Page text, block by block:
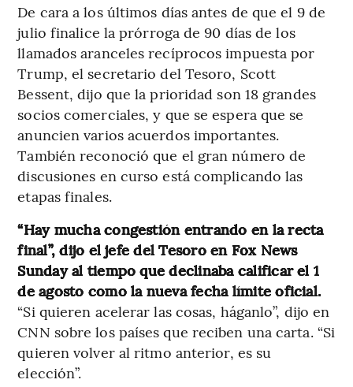
De cara a los últimos días antes de que el 9 de
julio finalice la prórroga de 90 días de los
llamados aranceles recíprocos impuesta por
Trump, el secretario del Tesoro, Scott
Bessent, dijo que la prioridad son 18 grandes
socios comerciales, y que se espera que se
anuncien varios acuerdos importantes.
También reconoció que el gran número de
discusiones en curso está complicando las
etapas finales.
“Hay mucha congestión entrando en la recta
final”, dijo el jefe del Tesoro en Fox News
Sunday al tiempo que declinaba calificar el 1
de agosto como la nueva fecha límite oficial.
“Si quieren acelerar las cosas, háganlo”, dijo en
CNN sobre los países que reciben una carta. “Si
quieren volver al ritmo anterior, es su
elección”.